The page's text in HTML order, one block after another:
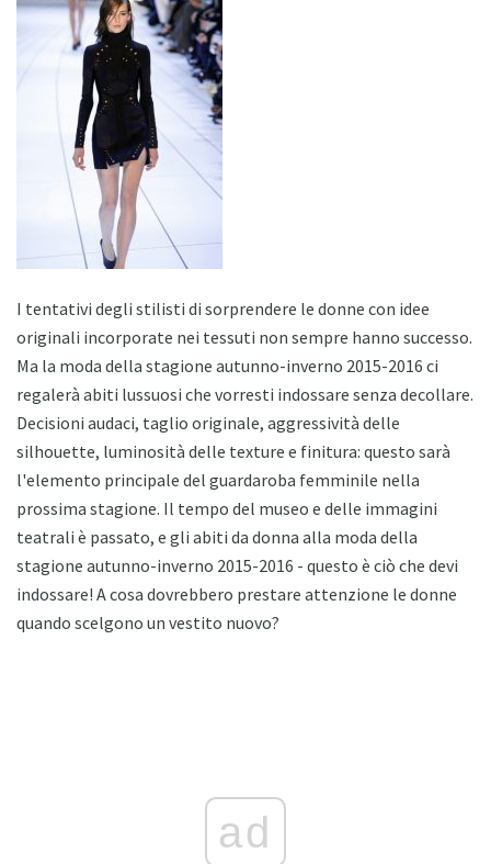
I tentativi degli stilisti di sorprendere le donne con idee
originali incorporate nei tessuti non sempre hanno successo.
Ma la moda della stagione autunno-inverno 2015-2016 ci
regalerà abiti lussuosi che vorresti indossare senza decollare.
Decisioni audaci, taglio originale, aggressività delle
silhouette, luminosità delle texture e finitura: questo sarà
l'elemento principale del guardaroba femminile nella
prossima stagione. Il tempo del museo e delle immagini
teatrali è passato, e gli abiti da donna alla moda della
stagione autunno-inverno 2015-2016 - questo è ciò che devi
indossare! A cosa dovrebbero prestare attenzione le donne
quando scelgono un vestito nuovo?
ad